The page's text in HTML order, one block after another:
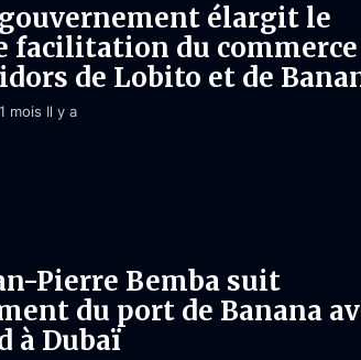
gouvernement élargit le
facilitation du commerce
de Lobito et de
1 mois Il y a
Pierre Bemba suit
du port de Banana
à Dubaï